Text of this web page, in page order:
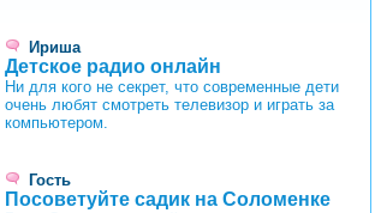
Ириша
Детское радио онлайн
Ни для кого не секрет, что современные дети
очень любят смотреть телевизор и играть за
компьютером.
Гость
Посоветуйте садик на Соломенке